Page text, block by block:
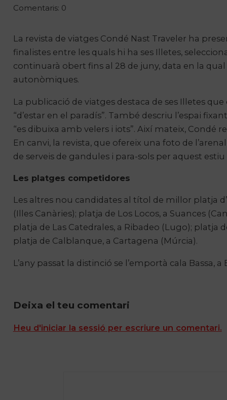
Comentaris: 0
La revista de viatges Condé Nast Traveler ha
finalistes entre les quals hi ha ses Illetes,
continuarà obert fins al 28 de juny, data en la
autonòmiques.
La publicació de viatges destaca de ses Illetes
“d’estar en el paradís”. També descriu l’espai
“es dibuixa amb velers i iots”. Així mateix,
En canvi, la revista, que ofereix una foto de
de serveis de gandules i para-sols per aquest
Les platges competidores
Les altres nou candidates al títol de millor platja
(Illes Canàries); platja de Los Locos, a Suances
platja de Las Catedrales, a Ribadeo (Lugo); platja
platja de Calblanque, a Cartagena (Múrcia).
L’any passat la distinció se l’emportà cala Bassa, a
Deixa el teu comentari
Heu d'iniciar la sessió per escriure un comentari.